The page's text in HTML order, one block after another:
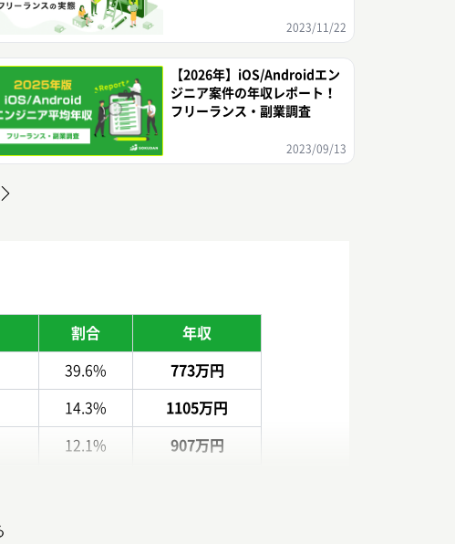
2023/11/22
【2026年】iOS/Androidエン
ジニア案件の年収レポート！
フリーランス・副業調査
2023/09/13
割合 年収
39.6% 773万円
14.3% 1105万円
12.1% 907万円